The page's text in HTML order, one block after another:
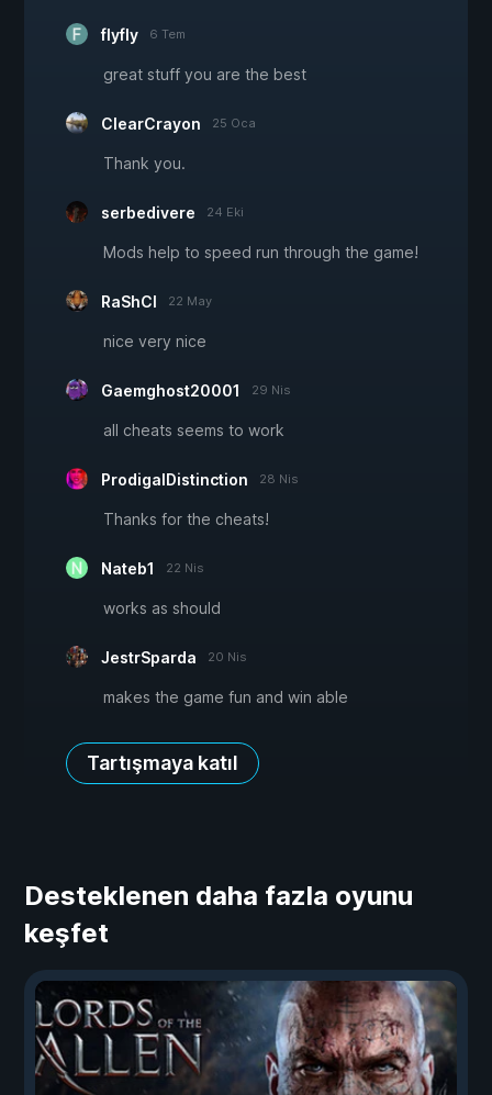
flyfly 6 Tem
great stuff you are the best
ClearCrayon 25 Oca
Thank you.
serbedivere 24 Eki
Mods help to speed run through the game!
RaShCl 22 May
nice very nice
Gaemghost20001 29 Nis
all cheats seems to work
ProdigalDistinction 28 Nis
Thanks for the cheats!
Nateb1 22 Nis
works as should
JestrSparda 20 Nis
makes the game fun and win able
Tartışmaya katıl
Desteklenen daha fazla oyunu
keşfet